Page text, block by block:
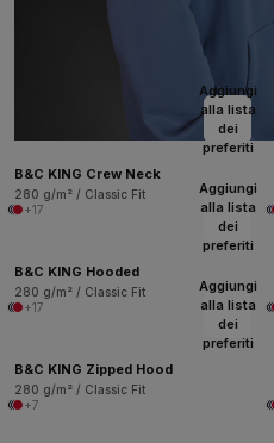
Aggiungi
alla lista
dei
preferiti
B&C KING Crew Neck
280 g/m² / Classic Fit
+17
Aggiungi
alla lista
dei
preferiti
B&C KING Hooded
280 g/m² / Classic Fit
+17
Aggiungi
alla lista
dei
preferiti
B&C KING Zipped Hood
280 g/m² / Classic Fit
+7